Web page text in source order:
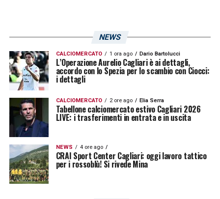
NEWS
CALCIOMERCATO 1 ora ago Dario Bartolucci
L’Operazione Aurelio Cagliari è ai dettagli,
accordo con lo Spezia per lo scambio con Ciocci:
i dettagli
CALCIOMERCATO 2 ore ago Elia Serra
Tabellone calciomercato estivo Cagliari 2026
LIVE: i trasferimenti in entrata e in uscita
NEWS 4 ore ago
CRAI Sport Center Cagliari: oggi lavoro tattico
per i rossoblù! Si rivede Mina